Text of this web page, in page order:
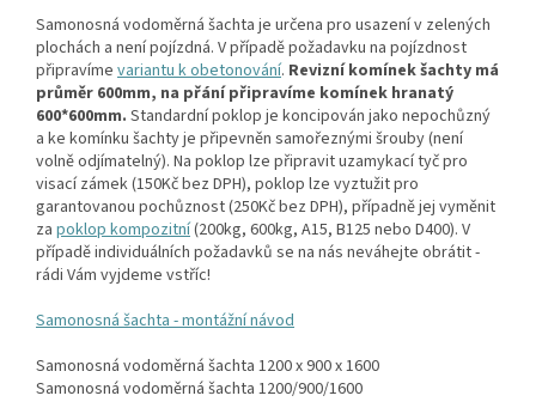
Samonosná vodoměrná šachta je určena pro usazení v zelených
plochách a není pojízdná. V případě požadavku na pojízdnost
připravíme variantu k obetonování. Revizní komínek šachty má
průměr 600mm, na přání připravíme komínek hranatý
600*600mm. Standardní poklop je koncipován jako nepochůzný
a ke komínku šachty je připevněn samořeznými šrouby (není
volně odjímatelný). Na poklop lze připravit uzamykací tyč pro
visací zámek (150Kč bez DPH), poklop lze vyztužit pro
garantovanou pochůznost (250Kč bez DPH), případně jej vyměnit
za poklop kompozitní(200kg, 600kg, A15, B125 nebo D400). V
případě individuálních požadavků se na nás neváhejte obrátit -
rádi Vám vyjdeme vstříc!
Samonosná šachta - montážní návod
Samonosná vodoměrná šachta 1200 x 900 x 1600
Samonosná vodoměrná šachta 1200/900/1600